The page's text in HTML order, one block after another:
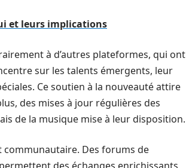
et leurs implications
à d’autres plateformes, qui ont
sur les talents émergents, leur
Ce soutien à la nouveauté attire
des mises à jour régulières des
de la musique mise à leur disposition.
communautaire. Des forums de